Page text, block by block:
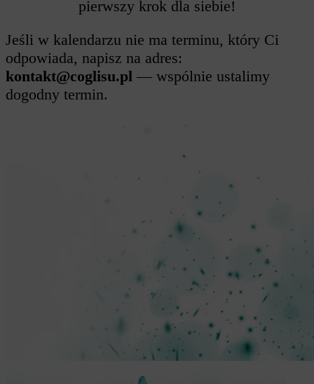
pierwszy krok dla siebie!
Jeśli w kalendarzu nie ma terminu, który Ci
odpowiada, napisz na adres:
kontakt@coglisu.pl — wspólnie ustalimy
dogodny termin.